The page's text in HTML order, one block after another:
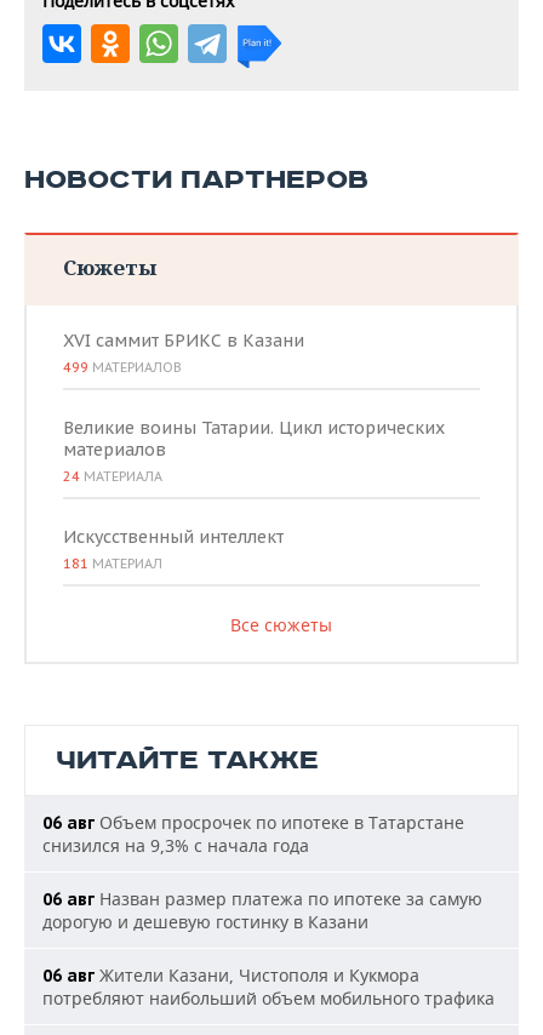
НОВОСТИ ПАРТНЕРОВ
Сюжеты
XVI саммит БРИКС в Казани
499 МАТЕРИАЛОВ
Великие воины Татарии. Цикл исторических
материалов
24 МАТЕРИАЛА
Искусственный интеллект
181 МАТЕРИАЛ
Все сюжеты
ЧИТАЙТЕ ТАКЖЕ
06 авг Объем просрочек по ипотеке в Татарстане
снизился на 9,3% с начала года
06 авг Назван размер платежа по ипотеке за самую
дорогую и дешевую гостинку в Казани
06 авг Жители Казани, Чистополя и Кукмора
потребляют наибольший объем мобильного трафика